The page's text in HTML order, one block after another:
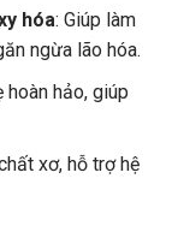
hóa: Giúp làm
ngừa lão hóa.
hoàn hảo, giúp
xơ, hỗ trợ hệ